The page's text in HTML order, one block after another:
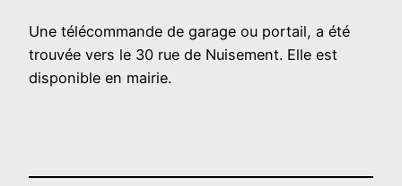
Une télécommande de garage ou portail, a été
trouvée vers le 30 rue de Nuisement. Elle est
disponible en mairie.